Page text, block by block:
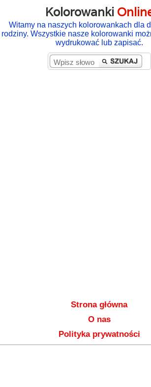
Kolorowanki
Witamy na naszych kolorowankach dla
rodziny. Wszystkie nasze kolorowanki
wydrukować lub zapisać.
Strona główna
O nas
Polityka prywatności